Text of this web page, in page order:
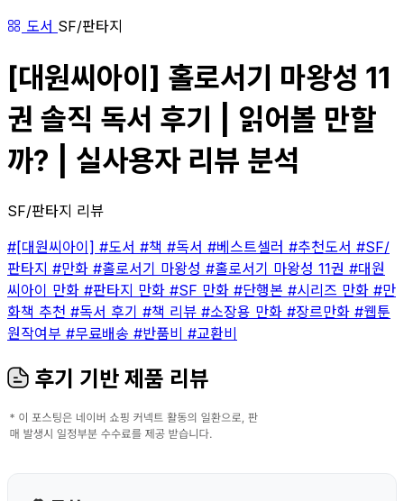
도서 SF/판타지
[대원씨아이] 홀로서기 마왕성 11
권 솔직 독서 후기 | 읽어볼 만할
까? | 실사용자 리뷰 분석
SF/판타지 리뷰
#[대원씨아이] #도서 #책 #독서 #베스트셀러 #추천도서 #SF/
판타지 #만화 #홀로서기 마왕성 #홀로서기 마왕성 11권 #대원
씨아이 만화 #판타지 만화 #SF 만화 #단행본 #시리즈 만화 #만
화책 추천 #독서 후기 #책 리뷰 #소장용 만화 #장르만화 #웹툰
원작여부 #무료배송 #반품비 #교환비
후기 기반 제품 리뷰